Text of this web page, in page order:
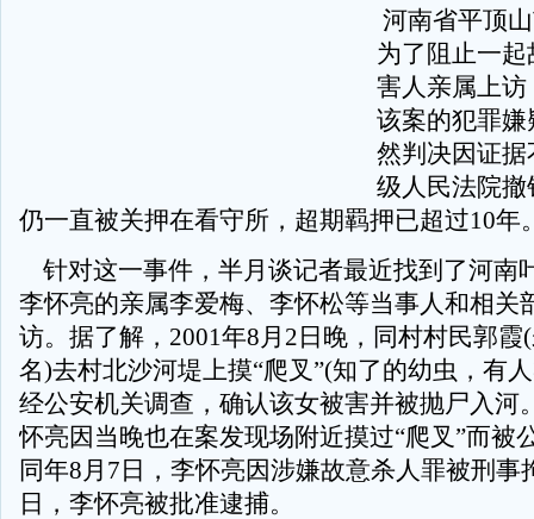
河南省平顶
为了阻止一
害人亲属上访
该案的犯罪
然判决因证
级人民法院
仍一直被关押在看守所，超期羁押已超过10年
针对这一事件，半月谈记者最近找到了河南
李怀亮的亲属李爱梅、李怀松等当事人和相关
访。据了解，2001年8月2日晚，同村村民郭霞
名)去村北沙河堤上摸“爬叉”(知了的幼虫，有
经公安机关调查，确认该女被害并被抛尸入河
怀亮因当晚也在案发现场附近摸过“爬叉”而被
同年8月7日，李怀亮因涉嫌故意杀人罪被刑事
日，李怀亮被批准逮捕。